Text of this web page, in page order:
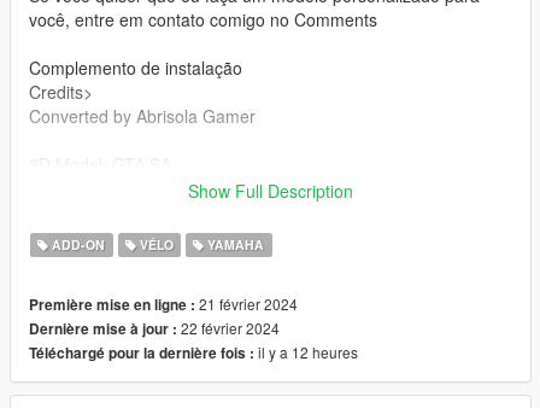
você, entre em contato comigo no Comments
Complemento de instalação
Credits>
Converted by Abrisola Gamer
Instalar Importar a '' mt2024'' pasta para o '' resources '' pasta
em seu FiveM server
Colocar'' start mt2024'' em'' server.cfg ''
2 extras
Show Full Description
ADD-ON VÉLO YAMAHA
Première mise en ligne : 21 février 2024
Dernière mise à jour : 22 février 2024
Téléchargé pour la dernière fois : il y a 12 heures